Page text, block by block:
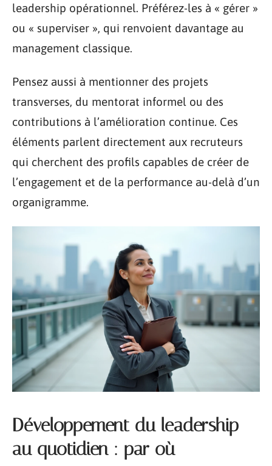
leadership opérationnel. Préférez-les à « gérer »
ou « superviser », qui renvoient davantage au
management classique.
Pensez aussi à mentionner des projets
transverses, du mentorat informel ou des
contributions à l’amélioration continue. Ces
éléments parlent directement aux recruteurs
qui cherchent des profils capables de créer de
l’engagement et de la performance au-delà d’un
organigramme.
Développement du leadership
au quotidien : par où